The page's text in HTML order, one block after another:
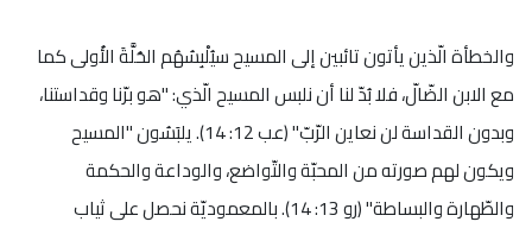
والخطأة الّذين يأتون تائبين إلى المسيح سيُلْبِسُهُم الحُلَّةَ الأُولى كما
مع الابن الضّالّ، فلا بُدّ لنا أن نلبس المسيح الّذي: "هو برّنا وقداستنا،
وبدون القداسة لن نعاين الرّبّ" (عب 12: 14). يلبَسُون "المسيح
ويكون لهم صورته من المحبّة والتّواضع، والوداعة والحكمة
والطّهارة والبساطة" (رو 13: 14). بالمعموديّة نحصل على ثياب